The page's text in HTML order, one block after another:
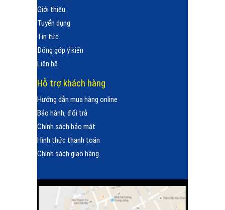
Giới thiệu
Tuyển dụng
Tin tức
Đóng góp ý kiến
Liên hệ
Hỗ trợ khách hàng
Hướng dẫn mua hàng online
Bảo hành, đổi trả
Chính sách bảo mật
Hình thức thanh toán
Chính sách giao hàng